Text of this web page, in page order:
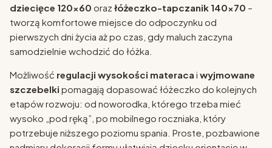
dziecięce 120x60 oraz łóżeczko-tapczanik 140x70 –
tworzą komfortowe miejsce do odpoczynku od
pierwszych dni życia aż po czas, gdy maluch zaczyna
samodzielnie wchodzić do łóżka.
Możliwość regulacji wysokości materaca i wyjmowane
szczebelki pomagają dopasować łóżeczko do kolejnych
etapów rozwoju: od noworodka, którego trzeba mieć
wysoko „pod ręką”, po mobilnego roczniaka, który
potrzebuje niższego poziomu spania. Proste, pozbawione